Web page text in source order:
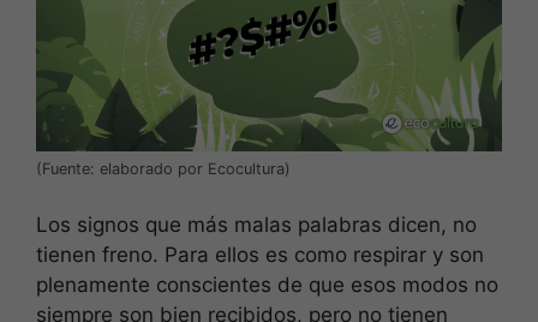
(Fuente: elaborado por Ecocultura)
Los signos que más malas palabras dicen, no
tienen freno. Para ellos es como respirar y son
plenamente conscientes de que esos modos no
siempre son bien recibidos, pero no tienen